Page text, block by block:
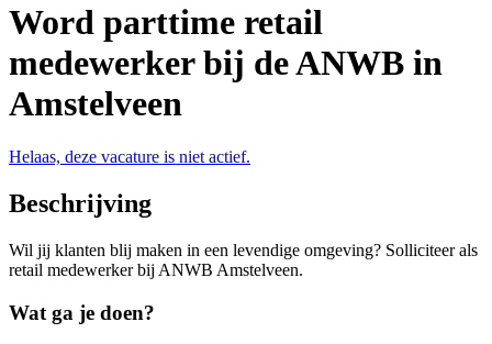
Word parttime retail
medewerker bij de ANWB in
Amstelveen
Helaas, deze vacature is niet actief.
Beschrijving
Wil jij klanten blij maken in een levendige omgeving? Solliciteer als
retail medewerker bij ANWB Amstelveen.
Wat ga je doen?